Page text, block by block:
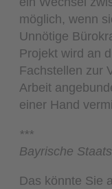
möglich, wenn
Unnötige
Projekt wird an
Fachstellen zur
Arbeit
einer Hand
***
Bayrische
Das könnte Sie